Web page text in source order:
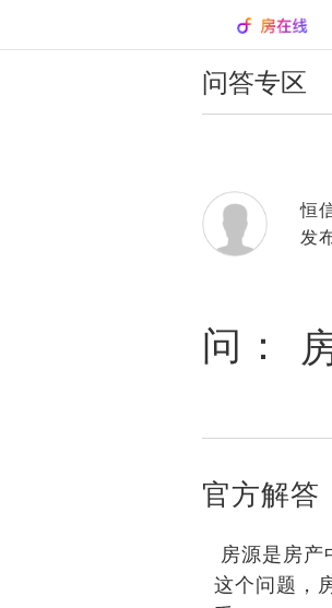
问答专区
恒
发
问：
官方解答
房源是房
这个问题，